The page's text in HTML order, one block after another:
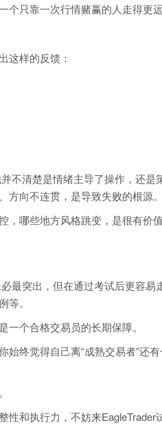
只靠一次行情赌赢的人走得更远
这样的反馈：
不清楚是情绪主导了操作，还是
向不连贯，是导致失败的根源。
，哪些地方风格跳变，是很有价
最突出，但在通过考试后更容易
。
个合格交易员的长期保障。
终觉得自己离“成熟交易者”还
性和执行力，不妨来EagleTrader